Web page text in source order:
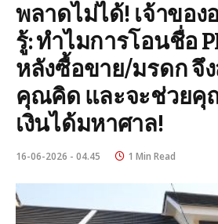
พลาดไม่ได้! เจ้าของ
รู้: ทำไมการโอนชื่อ
หลังซื้อขาย/มรดก จึ
คุณคิด และจะช่วยคุ
เงินได้มหาศาล!
16-06-2026 - 04.45 1 Min Read